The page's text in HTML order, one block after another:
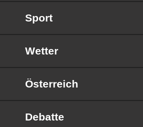
Sport
Wetter
Österreich
Debatte